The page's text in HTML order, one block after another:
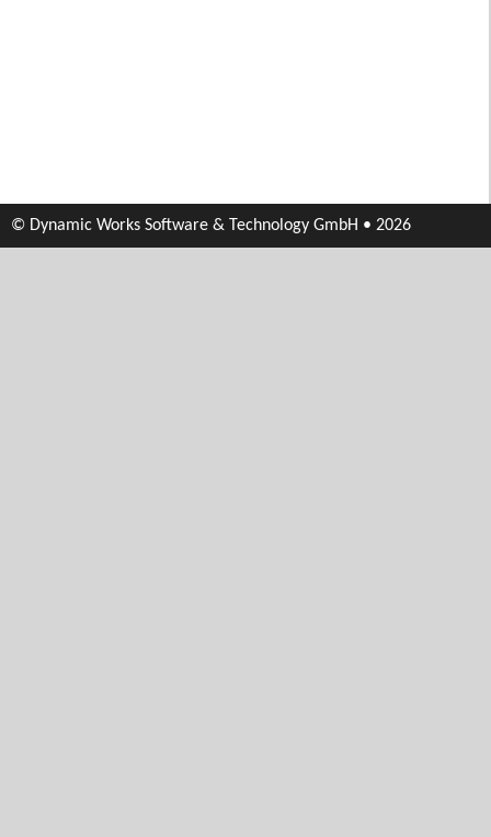
© Dynamic Works Software & Technology GmbH • 2026